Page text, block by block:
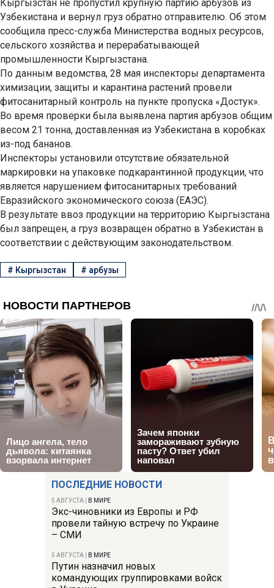
ПОСЛЕДНИЕ НОВОСТИ
5 АВГУСТА В МИРЕ
Экс-чиновники из Европы и РФ
провели тайную встречу по Украине
– СМИ
5 АВГУСТА В МИРЕ
Путин назначил новых
командующих группировками войск
Кыргызстан не пропустил крупную партию арбузов из
Узбекистана и вернул груз обратно отправителю. Об этом
сообщила пресс-служба Министерства водных ресурсов,
сельского хозяйства и перерабатывающей
промышленности Кыргызстана.
По данным ведомства, 28 мая инспекторы департамента
химизации, защиты и карантина растений провели
фитосанитарный контроль на пункте пропуска «Достук».
Во время проверки была выявлена партия арбузов общим
весом 21 тонна, доставленная из Узбекистана в коробках
из-под бананов.
Инспекторы установили отсутствие обязательной
маркировки на упаковке подкарантинной продукции, что
является нарушением фитосанитарных требований
Евразийского экономического союза (ЕАЭС).
В результате ввоз продукции на территорию Кыргызстана
был запрещен, а груз возвращен обратно в Узбекистан в
соответствии с действующим законодательством.
# Кыргызстан # арбузы